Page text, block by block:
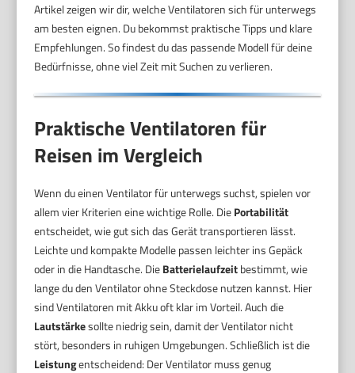
Artikel zeigen wir dir, welche Ventilatoren sich für unterwegs
am besten eignen. Du bekommst praktische Tipps und klare
Empfehlungen. So findest du das passende Modell für deine
Bedürfnisse, ohne viel Zeit mit Suchen zu verlieren.
Praktische Ventilatoren für
Reisen im Vergleich
Wenn du einen Ventilator für unterwegs suchst, spielen vor
allem vier Kriterien eine wichtige Rolle. DiePortabilität
entscheidet, wie gut sich das Gerät transportieren lässt.
Leichte und kompakte Modelle passen leichter ins Gepäck
oder in die Handtasche. DieBatterielaufzeitbestimmt, wie
lange du den Ventilator ohne Steckdose nutzen kannst. Hier
sind Ventilatoren mit Akku oft klar im Vorteil. Auch die
Lautstärkesollte niedrig sein, damit der Ventilator nicht
stört, besonders in ruhigen Umgebungen. Schließlich ist die
Leistungentscheidend: Der Ventilator muss genug